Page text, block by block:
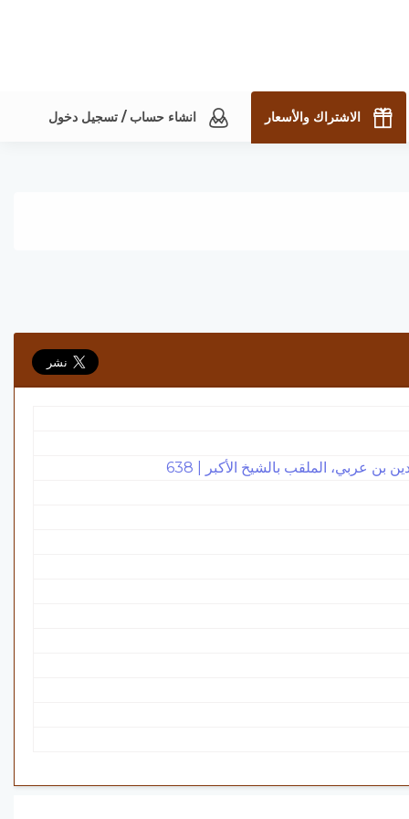
الاشتراك والأسعار انشاء حساب / تسجيل دخول
عربي، الملقب بالشيخ الأكبر | 638